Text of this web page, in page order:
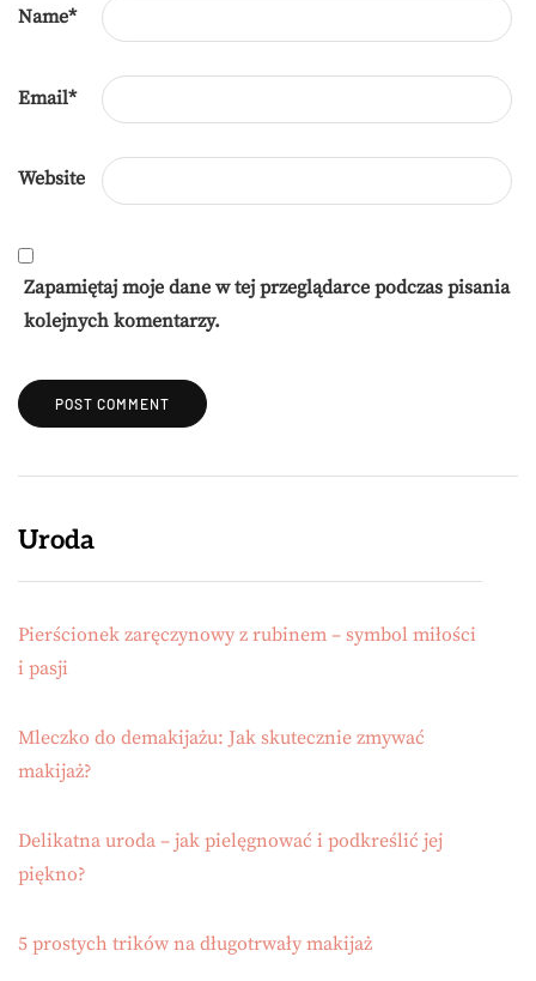
Name*
Email*
Website
Zapamiętaj moje dane w tej przeglądarce podczas pisania
kolejnych komentarzy.
Uroda
Pierścionek zaręczynowy z rubinem – symbol miłości
i pasji
Mleczko do demakijażu: Jak skutecznie zmywać
makijaż?
Delikatna uroda – jak pielęgnować i podkreślić jej
piękno?
5 prostych trików na długotrwały makijaż